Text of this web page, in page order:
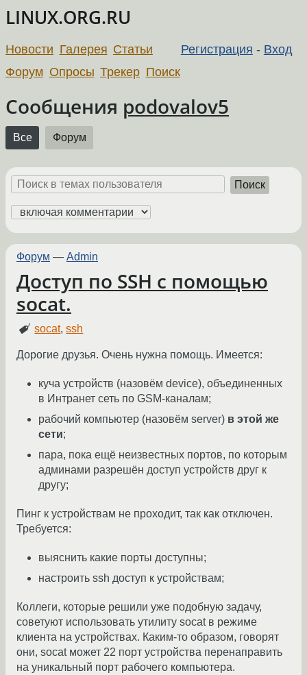
LINUX.ORG.RU
Регистрация - Вход
Новости Галерея Статьи
Форум Опросы Трекер Поиск
Сообщения podovalov5
Все Форум
Поиск
Форум — Admin
Доступ по SSH c помощью
socat.
socat,ssh
Дорогие друзья. Очень нужна помощь. Имеется:
куча устройств (назовём device), объединенных
в Интранет сеть по GSM-каналам;
рабочий компьютер (назовём server) в этой же
сети;
пара, пока ещё неизвестных портов, по которым
админами разрешён доступ устройств друг к
другу;
Пинг к устройствам не проходит, так как отключен.
Требуется:
выяснить какие порты доступны;
настроить ssh доступ к устройствам;
Коллеги, которые решили уже подобную задачу,
советуют использовать утилиту socat в режиме
клиента на устройствах. Каким-то образом, говорят
они, socat может 22 порт устройства перенаправить
на уникальный порт рабочего компьютера.